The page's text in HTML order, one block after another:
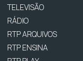
TELEVISÃO
RÁDIO
RTP ARQUIVOS
RTP ENSINA